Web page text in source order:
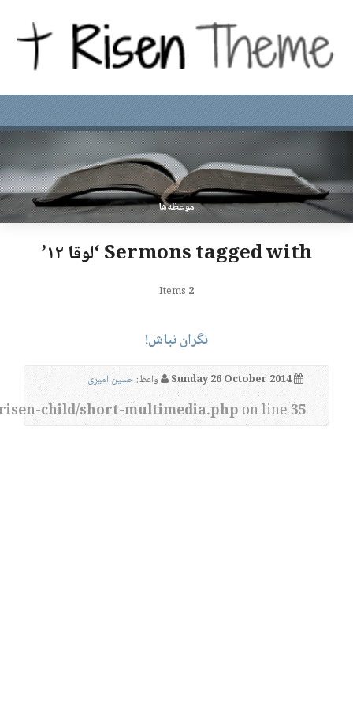
موعظه‌ها
Sermons tagged with ‘لوقا ۱۲’
2
نگران نباش!
Sunday 26 October 2014 واعظ:حسین امیری
child/short-multimedia.php on line35